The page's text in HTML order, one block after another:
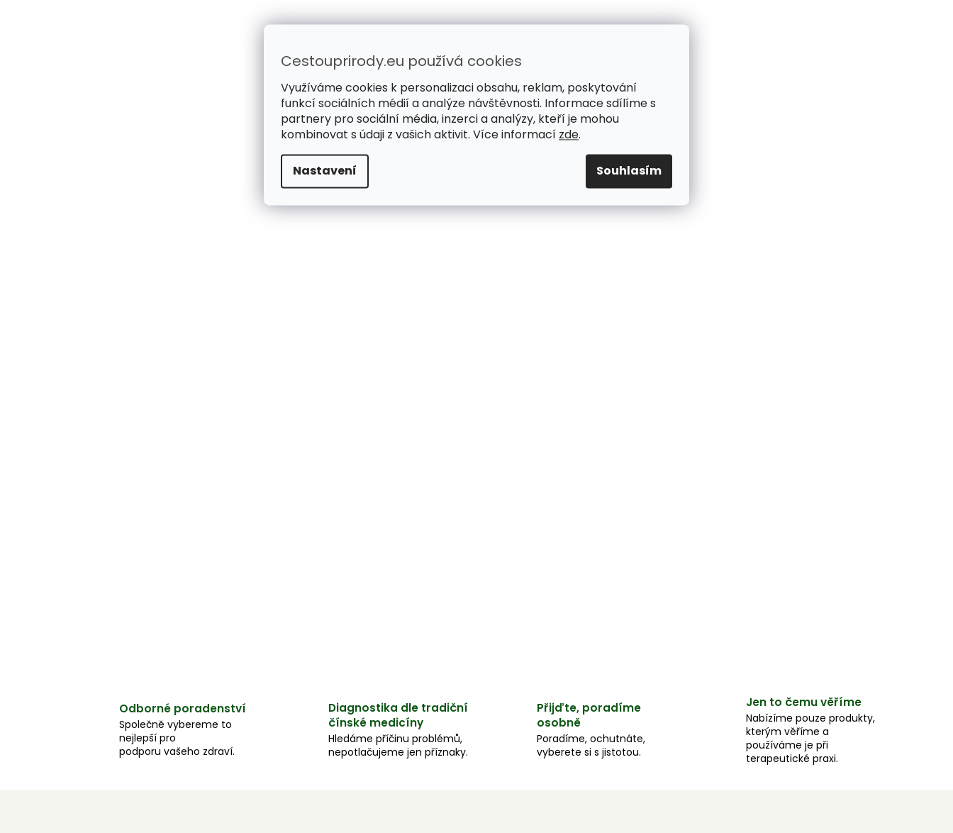
Cestouprirody.eu používá cookies
Využíváme cookies k personalizaci obsahu, reklam, poskytování
funkcí sociálních médií a analýze návštěvnosti. Informace sdílíme s
partnery pro sociální média, inzerci a analýzy, kteří je mohou
kombinovat s údaji z vašich aktivit. Více informací zde.
Nastavení Souhlasím
Odborné poradenství
Společně vybereme to
nejlepší pro
podporu vašeho zdraví.
Diagnostika dle tradiční
čínské medicíny
Hledáme příčinu problémů,
nepotlačujeme jen příznaky.
Přijďte, poradíme
osobně
Poradíme, ochutnáte,
vyberete si s jistotou.
Jen to čemu věříme
Nabízíme pouze produkty,
kterým věříme a
používáme je při
terapeutické praxi.